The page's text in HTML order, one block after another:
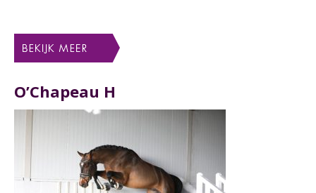
O’Chapeau H